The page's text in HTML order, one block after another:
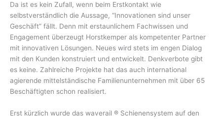
Da ist es kein Zufall, wenn beim Erstkontakt wie
selbstverständlich die Aussage, “Innovationen sind unser
Geschäft” fällt. Denn mit erstaunlichem Fachwissen und
Engagement überzeugt Horstkemper als kompetenter Partner
mit innovativen Lösungen. Neues wird stets im engen Dialog
mit den Kunden konstruiert und entwickelt. Denkverbote gibt
es keine. Zahlreiche Projekte hat das auch international
agierende mittelständische Familienunternehmen mit über 65
Beschäftigten schon realisiert.
Erst kürzlich wurde das waverail ® Schienensystem auf den